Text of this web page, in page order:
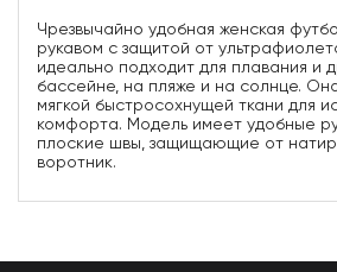
Чрезвычайно удобная женская
рукавом с защитой от
идеально подходит для плавания и
бассейне, на пляже и на солнце.
мягкой быстросохнущей ткани для
комфорта. Модель имеет удобные
плоские швы, защищающие от
воротник.